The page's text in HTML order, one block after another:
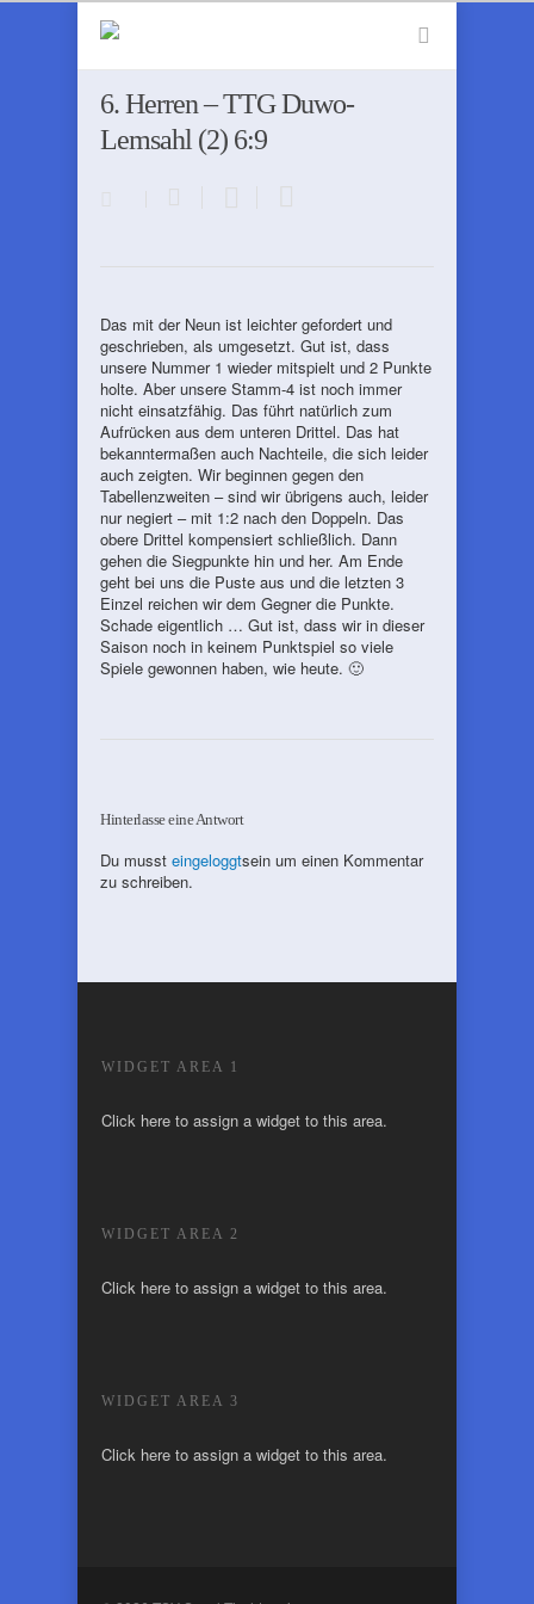
6. Herren – TTG Duwo-
Lemsahl (2) 6:9
Das mit der Neun ist leichter gefordert und
geschrieben, als umgesetzt. Gut ist, dass
unsere Nummer 1 wieder mitspielt und 2 Punkte
holte. Aber unsere Stamm-4 ist noch immer
nicht einsatzfähig. Das führt natürlich zum
Aufrücken aus dem unteren Drittel. Das hat
bekanntermaßen auch Nachteile, die sich leider
auch zeigten. Wir beginnen gegen den
Tabellenzweiten – sind wir übrigens auch, leider
nur negiert – mit 1:2 nach den Doppeln. Das
obere Drittel kompensiert schließlich. Dann
gehen die Siegpunkte hin und her. Am Ende
geht bei uns die Puste aus und die letzten 3
Einzel reichen wir dem Gegner die Punkte.
Schade eigentlich … Gut ist, dass wir in dieser
Saison noch in keinem Punktspiel so viele
Spiele gewonnen haben, wie heute. 🙂
Hinterlasse eine Antwort
Du musst eingeloggtsein um einen Kommentar
zu schreiben.
WIDGET AREA 1
Click here to assign a widget to this area.
WIDGET AREA 2
Click here to assign a widget to this area.
WIDGET AREA 3
Click here to assign a widget to this area.